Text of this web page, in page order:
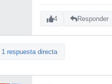
4 Responder
1 respuesta directa